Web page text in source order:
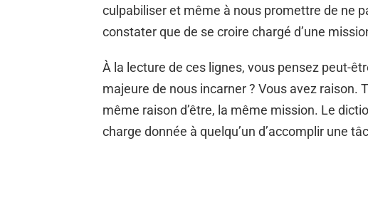
culpabiliser et même à nous promettre de ne
constater que de se croire chargé d’une
À la lecture de ces lignes, vous pensez peut-
majeure de nous incarner ? Vous avez raison.
même raison d’être, la même mission. Le
charge donnée à quelqu’un d’accomplir une